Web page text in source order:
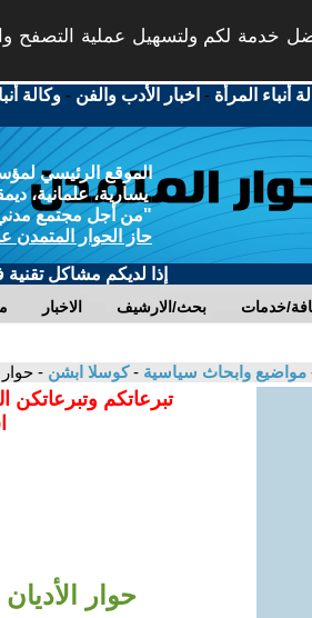
خدمة لكم ولتسهيل عملية التصفح
أنباء المرأة - اخبار الأدب والفن -وكالة
الموقع الرئيسي
يسارية، علمانية،
"من أجل مجتمع مدني
حاز الحوار المتمدن
إذا لديكم مشاكل تقنية
الاخبار بحث/الارشيف خدمات
مواضيع وابحاث سياسية -كوسلا ابشن - حوار
تبرعاتكم وتبرعاتكن
حوار